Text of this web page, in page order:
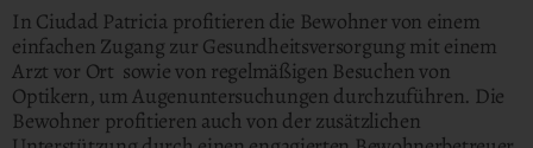
In Ciudad Patricia profitieren die Bewohner von einem
einfachen Zugang zur Gesundheitsversorgung mit einem
Arzt vor Ort sowie von regelmäßigen Besuchen von
Optikern, um Augenuntersuchungen durchzuführen. Die
Bewohner profitieren auch von der zusätzlichen